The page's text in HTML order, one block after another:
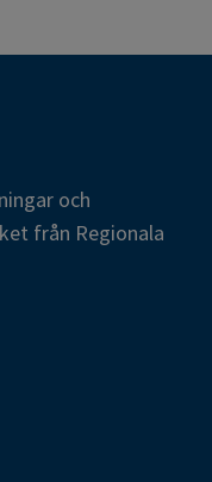
och
från Regionala